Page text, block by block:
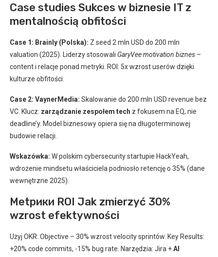
Case studies Sukces w biznesie IT z
mentalnością obfitości
Case 1: Brainly (Polska): Z seed 2 mln USD do 200 mln
valuation (2025). Liderzy stosowali GaryVee motivation biznes –
content i relacje ponad metryki. ROI: 5x wzrost userów dzięki
kulturze obfitości.
Case 2: VaynerMedia: Skalowanie do 200 mln USD revenue bez
VC. Klucz: zarządzanie zespołem tech z fokusem na EQ, nie
deadline’y. Model biznesowy opiera się na długoterminowej
budowie relacji.
Wskazówka: W polskim cybersecurity startupie HackYeah,
wdrożenie mindsetu właściciela podniosło retencję o 35% (dane
wewnętrzne 2025).
Metрики ROI Jak zmierzyć 30%
wzrost efektywności
Użyj OKR: Objective – 30% wzrost velocity sprintów. Key Results:
+20% code commits, -15% bug rate. Narzędzia: Jira +AI